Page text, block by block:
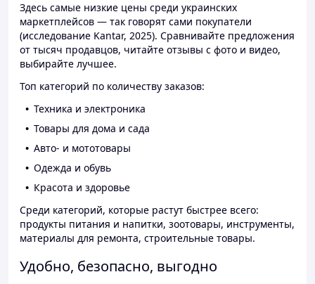
Здесь самые низкие цены среди украинских
маркетплейсов — так говорят сами покупатели
(исследование Kantar, 2025). Сравнивайте предложения
от тысяч продавцов, читайте отзывы с фото и видео,
выбирайте лучшее.
Топ категорий по количеству заказов:
Техника и электроника
Товары для дома и сада
Авто- и мототовары
Одежда и обувь
Красота и здоровье
Среди категорий, которые растут быстрее всего:
продукты питания и напитки, зоотовары, инструменты,
материалы для ремонта, строительные товары.
Удобно, безопасно, выгодно